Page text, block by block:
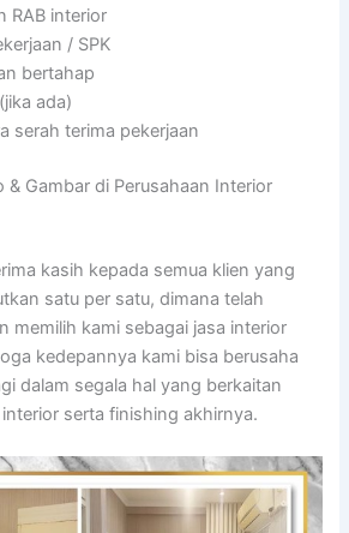
RAB interior
/ SPK
bertahap
ada)
serah terima pekerjaan
& Gambar di Perusahaan Interior
kasih kepada semua klien yang
satu per satu, dimana telah
memilih kami sebagai jasa interior
kedepannya kami bisa berusaha
dalam segala hal yang berkaitan
serta finishing akhirnya.